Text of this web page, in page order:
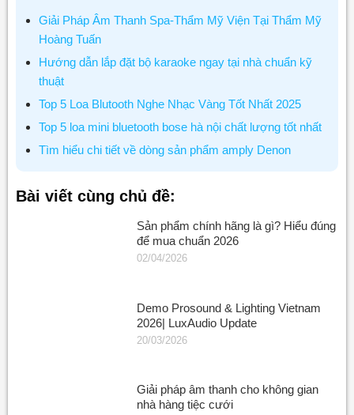
Giải Pháp Âm Thanh Spa-Thẩm Mỹ Viện Tại Thẩm Mỹ
Hoàng Tuấn
Hướng dẫn lắp đặt bộ karaoke ngay tại nhà chuẩn kỹ
thuật
Top 5 Loa Blutooth Nghe Nhạc Vàng Tốt Nhất 2025
Top 5 loa mini bluetooth bose hà nội chất lượng tốt nhất
Tìm hiểu chi tiết về dòng sản phẩm amply Denon
Bài viết cùng chủ đề:
Sản phẩm chính hãng là gì? Hiểu đúng
để mua chuẩn 2026
02/04/2026
Demo Prosound & Lighting Vietnam
2026| LuxAudio Update
20/03/2026
Giải pháp âm thanh cho không gian
nhà hàng tiệc cưới